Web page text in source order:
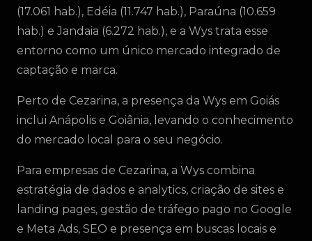
(17.061 hab.), Edéia (11.747 hab.), Paraúna (10.659
hab.) e Jandaia (6.272 hab.), e a Wys trata esse
entorno como um único mercado integrado de
captação e marca.
Perto de Cezarina, a presença da Wys em Goiás
inclui Anápolis e Goiânia, levando o conhecimento
do mercado local para o seu negócio.
Para empresas de Cezarina, a Wys combina
estratégia de dados e analytics, criação de sites e
landing pages, gestão de tráfego pago no Google
e Meta Ads, SEO e presença em buscas locais e